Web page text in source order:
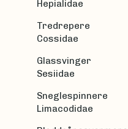
Hepialidae
Tredrepere
Cossidae
Glassvinger
Sesiidae
Sneglespinnere
Limacodidae